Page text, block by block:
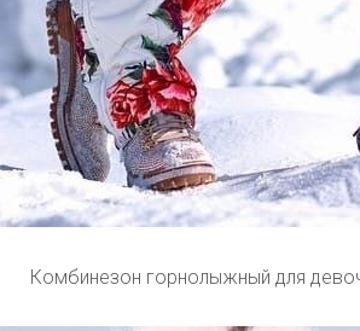
Комбинезон горнолыжный для